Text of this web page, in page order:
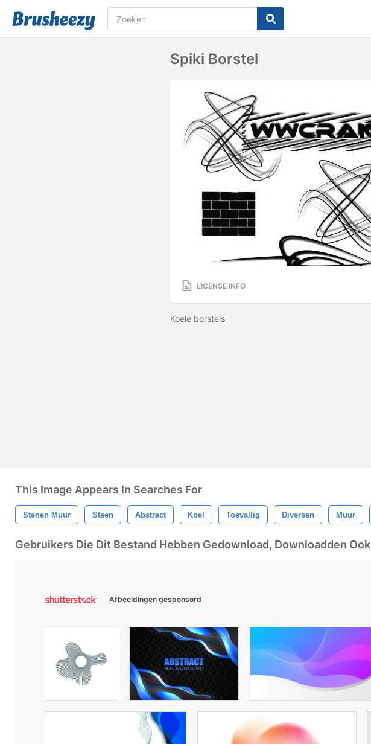
Spiki Borstel
LICENSE INFO
Koele borstels
This Image Appears In Searches For
Stenen Muur Steen Abstract Koel Toevallig Diversen Muur
Gebruikers Die Dit Bestand Hebben Gedownload, Downloadden Ook
Afbeeldingen gesponsord